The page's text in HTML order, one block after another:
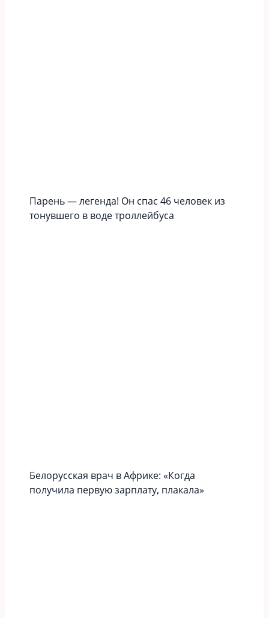
Парень — легенда! Он спас 46 человек из
тонувшего в воде троллейбуса
Белорусская врач в Африке: «Когда
получила первую зарплату, плакала»